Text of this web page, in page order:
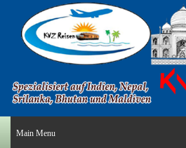
Main Menu